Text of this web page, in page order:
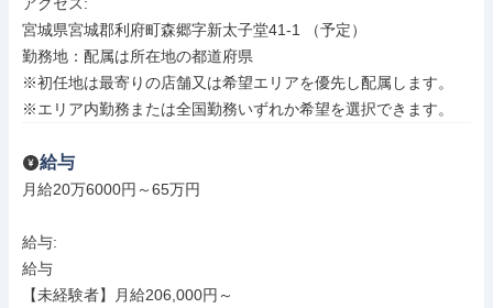
宮城県宮城郡利府町森郷字新太子堂41-1 （予定）
勤務地：配属は所在地の都道府県
※初任地は最寄りの店舗又は希望エリアを優先し配属します。
※エリア内勤務または全国勤務いずれか希望を選択できます。
給与
月給20万6000円～65万円
給与:
給与
【未経験者】月給206,000円～